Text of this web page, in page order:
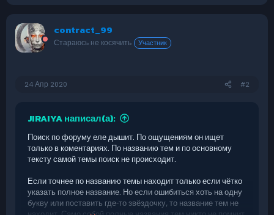
ц
и
и
contract_99
Стараюсь не косячить Участник
24 Апр 2020 #2
JIRAIYA написал(а):
Поиск по форуму еле дышит. По ощущениям он ищет
только в коментариях. По названию тем и по основному
тексту самой темы поиск не происходит.
Если точнее по названию темы находит только если чётко
указать полное название. Но если ошибиться хоть на одну
букву или поставить где-то звёздочку, то название тем не